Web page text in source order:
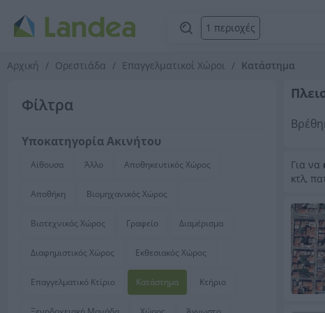
1 περιοχές
Αρχική Ορεστιάδα Επαγγελματικοί Χώροι Κατάστημα
Φίλτρα
Υποκατηγορία Ακινήτου
Αίθουσα Άλλο Αποθηκευτικός Χώρος
Αποθήκη Βιομηχανικός Χώρος
Βιοτεχνικός Χώρος Γραφείο Διαμέρισμα
Διαφημιστικός Χώρος Εκθεσιακός Χώρος
Επαγγελματικό Κτίριο Κατάστημα Κτήριο
Για να
κτλ,